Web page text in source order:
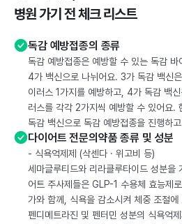
병원 가기 전 체크 리스트
독감 예방접종의 종류
독감 예방접종은 예방할 수 있는 독감
4가 백신으로 나뉘어요. 3가 독감 백신
이러스 1가지를 예방하고, 4가 독감 백
러스를 각각 2가지씩 예방할 수 있어요.
독감 백신으로 독감 예방접종을 진행하
다이어트 전문의약품 종류 및 성분
- 식욕억제제 (삭센다 · 위고비 등)
세마글루티드와 리라클루타이드 성분을
어트 주사제들은 GLP-1 수용체 효능제
가와 함께, 식욕을 감소시켜 체중 조절에
펜디메트라진 및 펜터민 성분의 식욕억